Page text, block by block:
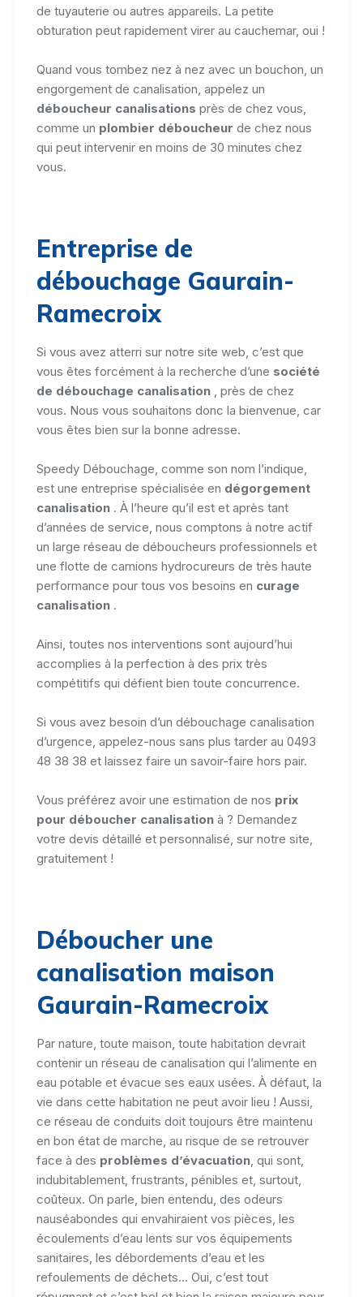
de tuyauterie ou autres appareils. La petite
obturation peut rapidement virer au cauchemar, oui !
Quand vous tombez nez à nez avec un bouchon, un
engorgement de canalisation, appelez un
déboucheur canalisations près de chez vous,
comme un plombier déboucheur de chez nous
qui peut intervenir en moins de 30 minutes chez
vous.
Entreprise de
débouchage Gaurain-
Ramecroix
Si vous avez atterri sur notre site web, c’est que
vous êtes forcément à la recherche d’une société
de débouchage canalisation
, près de chez
vous. Nous vous souhaitons donc la bienvenue, car
vous êtes bien sur la bonne adresse.
Speedy Débouchage, comme son nom l’indique,
est une entreprise spécialisée en dégorgement
canalisation . À l’heure qu’il est et après tant
d’années de service, nous comptons à notre actif
un large réseau de déboucheurs professionnels et
une flotte de camions hydrocureurs de très haute
performance pour tous vos besoins en curage
canalisation .
Ainsi, toutes nos interventions sont aujourd’hui
accomplies à la perfection à des prix très
compétitifs qui défient bien toute concurrence.
Si vous avez besoin d’un débouchage canalisation
d’urgence, appelez-nous sans plus tarder au 0493
48 38 38 et laissez faire un savoir-faire hors pair.
Vous préférez avoir une estimation de nos prix
pour déboucher canalisation à ? Demandez
votre devis détaillé et personnalisé, sur notre site,
gratuitement !
Déboucher une
canalisation maison
Gaurain-Ramecroix
Par nature, toute maison, toute habitation devrait
contenir un réseau de canalisation qui l’alimente en
eau potable et évacue ses eaux usées. À défaut, la
vie dans cette habitation ne peut avoir lieu ! Aussi,
ce réseau de conduits doit toujours être maintenu
en bon état de marche, au risque de se retrouver
face à des problèmes d’évacuation , qui sont,
indubitablement, frustrants, pénibles et, surtout,
coûteux. On parle, bien entendu, des odeurs
nauséabondes qui envahiraient vos pièces, les
écoulements d’eau lents sur vos équipements
sanitaires, les débordements d’eau et les
refoulements de déchets... Oui, c’est tout